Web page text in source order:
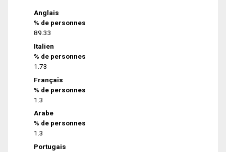
Anglais
% de personnes
89.33
Italien
% de personnes
1.73
Français
% de personnes
1.3
Arabe
% de personnes
1.3
Portugais